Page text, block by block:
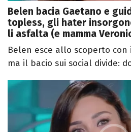
Belen bacia Gaetano e
topless, gli hater
li asfalta (e mamma
Belen esce allo scoperto
ma il bacio sui social divide: